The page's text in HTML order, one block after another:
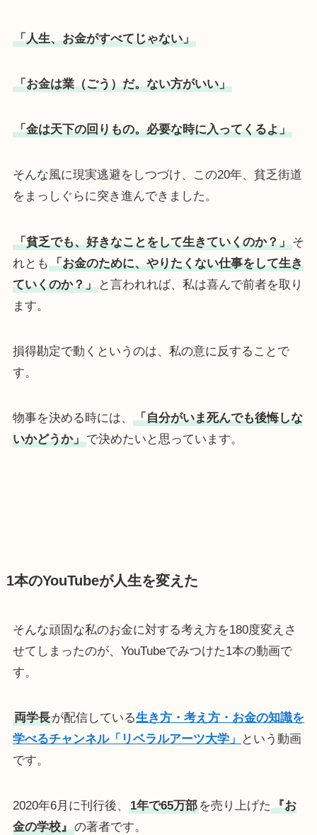
「人生、お金がすべてじゃない」
「お金は業（ごう）だ。ない方がいい」
「金は天下の回りもの。必要な時に入ってくるよ」
そんな風に現実逃避をしつづけ、この20年、貧乏街道
をまっしぐらに突き進んできました。
「貧乏でも、好きなことをして生きていくのか？」そ
れとも 「お金のために、やりたくない仕事をして生き
ていくのか？」と言われれば、私は喜んで前者を取り
ます。
損得勘定で動くというのは、私の意に反することで
す。
物事を決める時には、
「自分がいま死んでも後悔しな
いかどうか」で決めたいと思っています。
1本のYouTubeが人生を変えた
そんな頑固な私のお金に対する考え方を180度変えさ
せてしまったのが、YouTubeでみつけた1本の動画で
す。
両学長が配信している生き方・考え方・お金の知識を
学べるチャンネル「リベラルアーツ大学」
という動画
です。
2020年6月に刊行後、 1年で65万部を売り上げた 『お
金の学校』の著者です。